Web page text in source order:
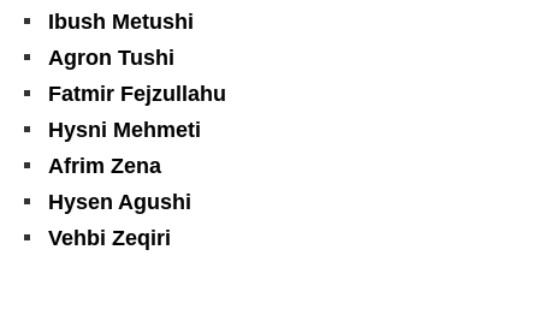
Ibush Metushi
Agron Tushi
Fatmir Fejzullahu
Hysni Mehmeti
Afrim Zena
Hysen Agushi
Vehbi Zeqiri